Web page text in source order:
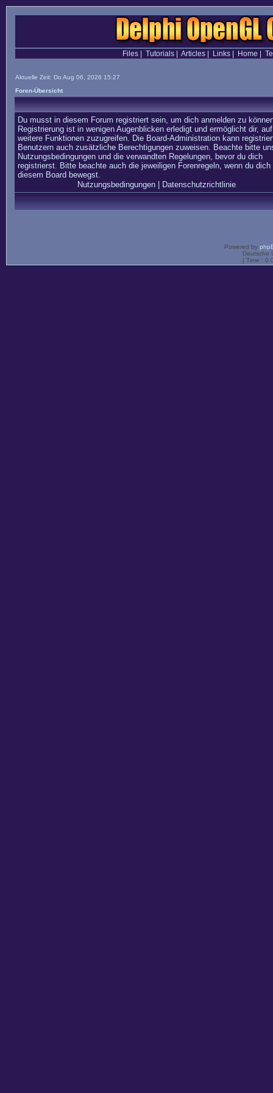
Files| Tutorials| Articles| Links| Home
Aktuelle Zeit: Do Aug 06, 2026 15:27
Foren-Übersicht
Du musst in diesem Forum registriert sein, um dich anmelden zu
Registrierung ist in wenigen Augenblicken erledigt und ermöglicht dir, auf
weitere Funktionen zuzugreifen. Die Board-Administration kann
Benutzern auch zusätzliche Berechtigungen zuweisen. Beachte bitte
Nutzungsbedingungen und die verwandten Regelungen, bevor du dich
registrierst. Bitte beachte auch die jeweiligen Forenregeln, wenn du dich
diesem Board bewegst.
Nutzungsbedingungen| Datenschutzrichtlinie
Powered by
Deutsche
[ Time :